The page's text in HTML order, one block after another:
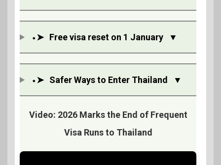
⬩➤ Free visa reset on 1 January ▼
⬩➤ Safer Ways to Enter Thailand ▼
Video: 2026 Marks the End of Frequent
Visa Runs to Thailand